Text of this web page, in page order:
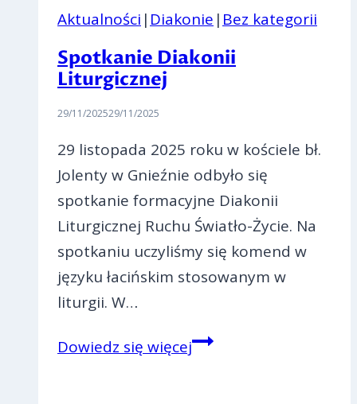
Aktualności | Diakonie | Bez kategorii
Spotkanie Diakonii
Liturgicznej
29/11/202529/11/2025
29 listopada 2025 roku w kościele bł.
Jolenty w Gnieźnie odbyło się
spotkanie formacyjne Diakonii
Liturgicznej Ruchu Światło-Życie. Na
spotkaniu uczyliśmy się komend w
języku łacińskim stosowanym w
liturgii. W…
Dowiedz się więcejSpotkanie